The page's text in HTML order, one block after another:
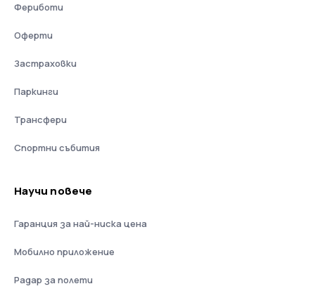
Фериботи
Оферти
Застраховки
Паркинги
Трансфери
Спортни събития
Научи повече
Гаранция за най-ниска цена
Мобилно приложение
Радар за полети